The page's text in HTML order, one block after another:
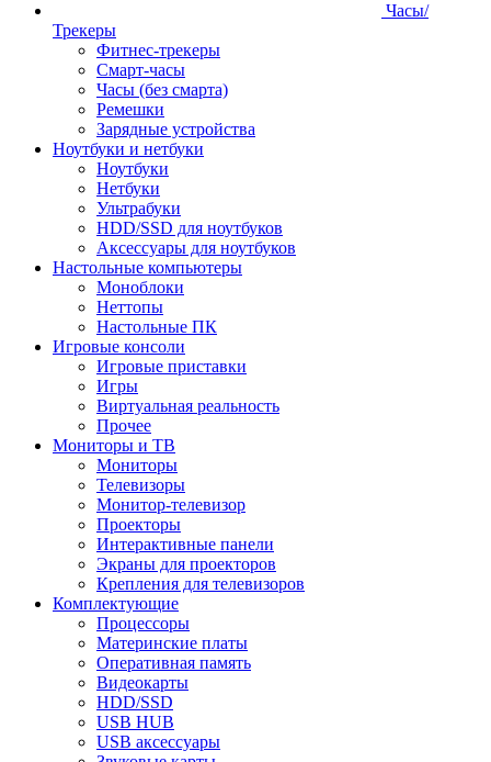
Часы/
Трекеры
Фитнес-трекеры
Смарт-часы
Часы (без смарта)
Ремешки
Зарядные устройства
Ноутбуки и нетбуки
Ноутбуки
Нетбуки
Ультрабуки
HDD/SSD для ноутбуков
Аксессуары для ноутбуков
Настольные компьютеры
Моноблоки
Неттопы
Настольные ПК
Игровые консоли
Игровые приставки
Игры
Виртуальная реальность
Прочее
Мониторы и ТВ
Мониторы
Телевизоры
Монитор-телевизор
Проекторы
Интерактивные панели
Экраны для проекторов
Крепления для телевизоров
Комплектующие
Процессоры
Материнские платы
Оперативная память
Видеокарты
HDD/SSD
USB HUB
USB аксессуары